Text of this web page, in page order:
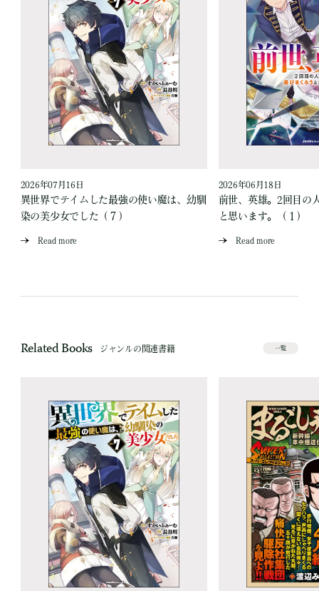
2026年07月16日
異世界でテイムした最強の使い魔は、幼馴
染の美少女でした（７）
Read more
2026年06月18日
前世、英雄。2回目の
と思います。（１）
Read more
Related Books ジャンルの関連書籍 一覧